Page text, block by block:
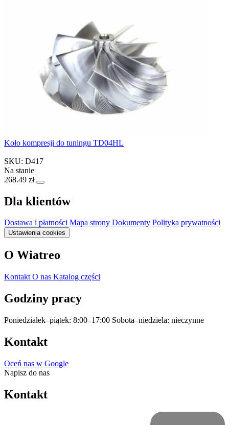
Koło kompresji do tuningu TD04HL
—
SKU: D417
Na stanie
268.49 zł
Dla klientów
Dostawa i płatności Mapa strony Dokumenty Polityka prywatności
Ustawienia cookies
O Wiatreo
Kontakt O nas Katalog części
Godziny pracy
Poniedziałek–piątek: 8:00–17:00 Sobota–niedziela: nieczynne
Kontakt
Oceń nas w Google
Napisz do nas
Kontakt